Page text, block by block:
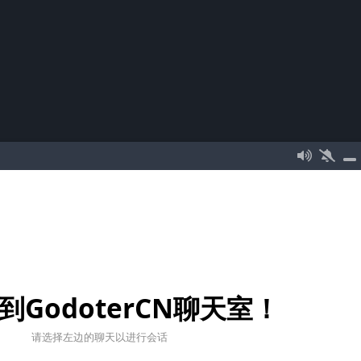
GodoterCN聊天室！
请选择左边的聊天以进行会话